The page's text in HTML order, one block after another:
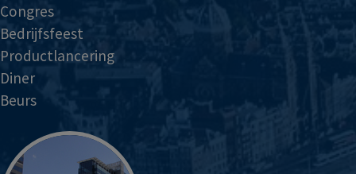
Congres
Bedrijfsfeest
Productlancering
Diner
Beurs